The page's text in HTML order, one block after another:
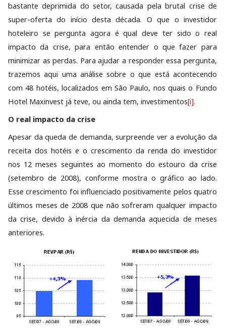
bastante deprimida do setor, causada pela brutal crise de
super-oferta do início desta década. O que o investidor
hoteleiro se pergunta agora é qual deve ter sido o real
impacto da crise, para então entender o que fazer para
minimizar as perdas. Para ajudar a responder essa pergunta,
trazemos aqui uma análise sobre o que está acontecendo
com 48 hotéis, localizados em São Paulo, nos quais o Fundo
Hotel Maxinvest já teve, ou ainda tem, investimentos[i].
O real impacto da crise
Apesar da queda de demanda, surpreende ver a evolução da
receita dos hotéis e o crescimento da renda do investidor
nos 12 meses seguintes ao momento do estouro da crise
(setembro de 2008), conforme mostra o gráfico ao lado.
Esse crescimento foi influenciado positivamente pelos quatro
últimos meses de 2008 que não sofreram qualquer impacto
da crise, devido à inércia da demanda aquecida de meses
anteriores.